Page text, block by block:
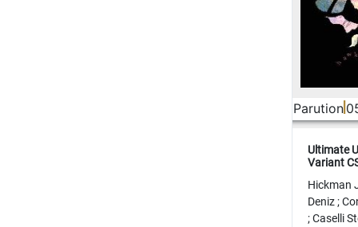
Parution
Ultimate
Variant
Hickman
Deniz;
;Caselli